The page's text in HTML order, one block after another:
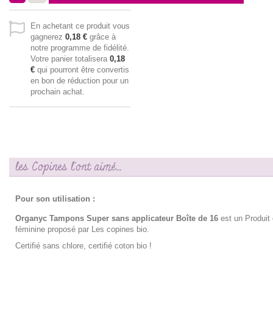
En achetant ce produit vous
gagnerez 0,18 € grâce à
notre programme de fidélité.
Votre panier totalisera 0,18
€ qui pourront être convertis
en bon de réduction pour un
prochain achat.
les Copines l'ont aimé...
Pour son utilisation :
Organyc Tampons Super sans applicateur Boîte de 16 est un Produit
féminine proposé par Les copines bio.
Certifié sans chlore, certifié coton bio !